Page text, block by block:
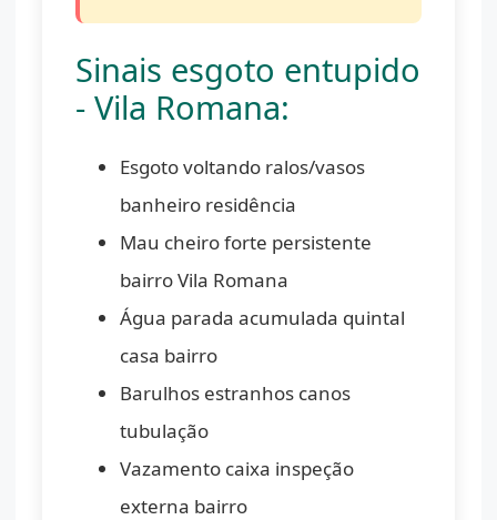
Sinais esgoto entupido
- Vila Romana:
Esgoto voltando ralos/vasos
banheiro residência
Mau cheiro forte persistente
bairro Vila Romana
Água parada acumulada quintal
casa bairro
Barulhos estranhos canos
tubulação
Vazamento caixa inspeção
externa bairro